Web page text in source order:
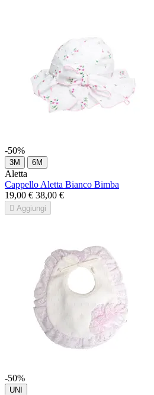
-50%
3M 6M
Aletta
Cappello Aletta Bianco Bimba
19,00 € 38,00 €
 Aggiungi
-50%
UNI